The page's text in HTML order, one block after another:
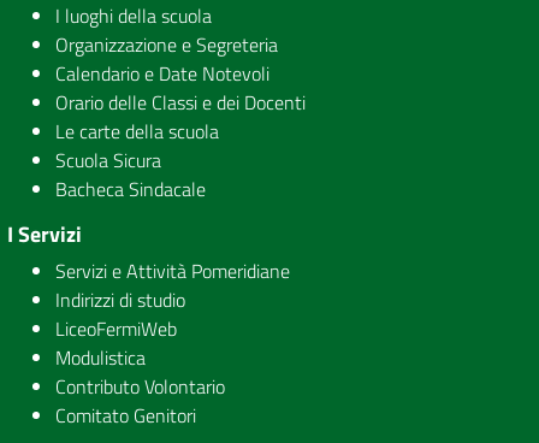
I luoghi della scuola
Organizzazione e Segreteria
Calendario e Date Notevoli
Orario delle Classi e dei Docenti
Le carte della scuola
Scuola Sicura
Bacheca Sindacale
I Servizi
Servizi e Attività Pomeridiane
Indirizzi di studio
LiceoFermiWeb
Modulistica
Contributo Volontario
Comitato Genitori